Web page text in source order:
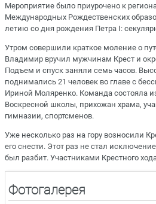
Мероприятие было приурочено к
Международных Рождественских
летию со дня рождения Петра I:
Утром совершили краткое моление о
Владимир вручил мужчинам Крест и
Подъем и спуск заняли семь часов.
поднимались 21 человек во главе с
Ириной Моляренко. Команда состояла
Воскресной школы, прихожан храма,
гимназии, спортсменов.
Уже несколько раз на гору возносили
его снести. Этот раз не стал
был разбит. Участниками Крестного
Фотогалерея